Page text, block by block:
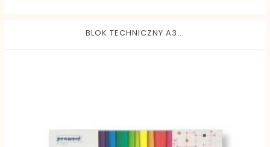
BLOK TECHNICZNY A3...